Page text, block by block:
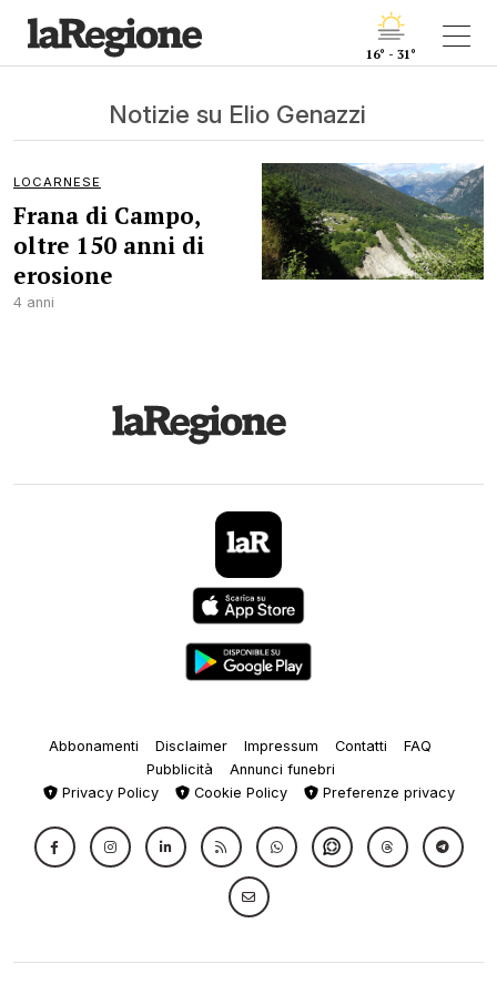
16° - 31°
Notizie su Elio Genazzi
LOCARNESE
Frana di Campo,
oltre 150 anni di
erosione
4 anni
Abbonamenti Disclaimer Impressum Contatti
FAQ
Pubblicità
Annunci funebri
Privacy Policy
Cookie Policy Preferenze privacy